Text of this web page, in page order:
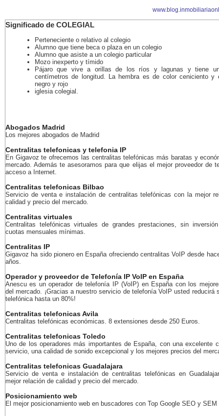
Significado de COLEGIAL
Perteneciente o relativo al colegio
Alumno que tiene beca o plaza en un colegio
Alumno que asiste a un colegio particular
Mozo inexperto y tímido
Pájaro que vive a orillas de los ríos y lagunas y tiene
centímetros de longitud. La hembra es de color ceniciento y
negro y rojo
iglesia colegial.
Abogados Madrid
Los mejores abogados de Madrid
Centralitas telefonicas y telefonia IP
En Gigavoz te ofrecemos las centralitas telefónicas más baratas y
mercado. Además te asesoramos para que elijas el mejor proveedor de
acceso a Internet.
Centralitas telefonicas Bilbao
Servicio de venta e instalación de centralitas telefónicas con la mejor
calidad y precio del mercado.
Centralitas virtuales
Centralitas telefónicas virtuales de grandes prestaciones, sin
cuotas mensuales mínimas.
Centralitas IP
Gigavoz ha sido pionero en España ofreciendo centralitas VoIP desde
años.
Operador y proveedor de Telefonía IP VoIP en España
Anescu es un operador de telefonía IP (VoIP) en España con los
del mercado. ¡Gracias a nuestro servicio de telefonía VoIP usted reducirá
telefónica hasta un 80%!
Centralitas telefonicas Avila
Centralitas telefónicas económicas. 8 extensiones desde 250 Euros.
Centralitas telefonicas Toledo
Uno de los operadores más importantes de España, con una excelente
servicio, una calidad de sonido excepcional y los mejores precios del
Centralitas telefonicas Guadalajara
Servicio de venta e instalación de centralitas telefónicas en
mejor relación de calidad y precio del mercado.
Posicionamiento web
El mejor posicionamiento web en buscadores con Top Google SEO y SEM